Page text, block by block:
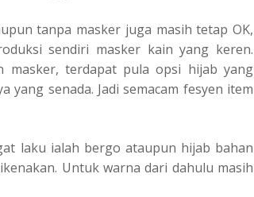
tanpa masker juga masih tetap OK,
sendiri masker kain yang keren.
masker, terdapat pula opsi hijab yang
senada. Jadi semacam fesyen item
laku ialah bergo ataupun hijab bahan
Untuk warna dari dahulu masih